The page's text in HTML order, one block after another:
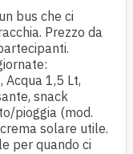
bus che ci
Prezzo da
Acqua 1,5 Lt,
snack
pioggia (mod.
solare utile.
per quando ci